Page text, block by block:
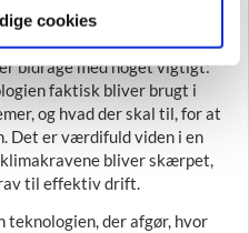
cookies
mennesker.
bidrage med noget vigtigt:
faktisk bliver brugt i
og hvad der skal til, for at
Det er værdifuld viden i en
bliver skærpet,
til effektiv drift.
teknologien, der afgør, hvor